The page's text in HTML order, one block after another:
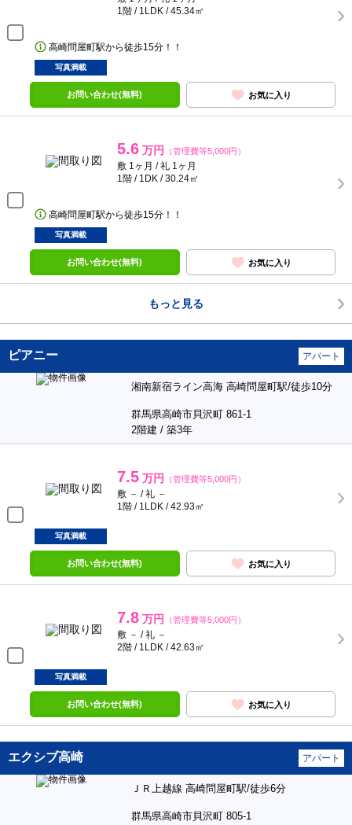
1階 / 1LDK / 45.34㎡
高崎問屋町駅から徒歩15分！！
写真満載
お問い合わせ(無料) お気に入り
5.6 万円 （管理費等5,000円）
敷 1ヶ月 / 礼 1ヶ月
1階 / 1DK / 30.24㎡
高崎問屋町駅から徒歩15分！！
写真満載
お問い合わせ(無料) お気に入り
もっと見る
ピアニー アパート
湘南新宿ライン高海 高崎問屋町駅/徒歩10分
群馬県高崎市貝沢町 861-1
2階建 / 築3年
7.5 万円 （管理費等5,000円）
敷 － / 礼 －
1階 / 1LDK / 42.93㎡
写真満載
お問い合わせ(無料) お気に入り
7.8 万円 （管理費等5,000円）
敷 － / 礼 －
2階 / 1LDK / 42.63㎡
写真満載
お問い合わせ(無料) お気に入り
エクシブ高崎 アパート
ＪＲ上越線 高崎問屋町駅/徒歩6分
群馬県高崎市貝沢町 805-1